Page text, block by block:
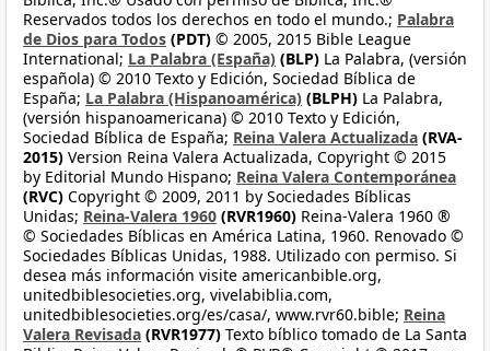
Reservados todos los derechos en todo el mundo.; Palabra
de Dios para Todos (PDT) © 2005, 2015 Bible League
International; La Palabra (España) (BLP) La Palabra, (versión
española) © 2010 Texto y Edición, Sociedad Bíblica de
España; La Palabra (Hispanoamérica) (BLPH) La Palabra,
(versión hispanoamericana) © 2010 Texto y Edición,
Sociedad Bíblica de España; Reina Valera Actualizada (RVA-
2015) Version Reina Valera Actualizada, Copyright © 2015
by Editorial Mundo Hispano; Reina Valera Contemporánea
(RVC) Copyright © 2009, 2011 by Sociedades Bíblicas
Unidas; Reina-Valera 1960 (RVR1960) Reina-Valera 1960 ®
© Sociedades Bíblicas en América Latina, 1960. Renovado ©
Sociedades Bíblicas Unidas, 1988. Utilizado con permiso. Si
desea más información visite americanbible.org,
unitedbiblesocieties.org, vivelabiblia.com,
unitedbiblesocieties.org/es/casa/, www.rvr60.bible; Reina
Valera Revisada (RVR1977) Texto bíblico tomado de La Santa